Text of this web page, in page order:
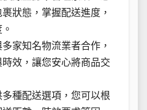
狀態，掌握配送進度，
家知名物流業者合作，
效，讓您安心將商品交
種配送選項，您可以根